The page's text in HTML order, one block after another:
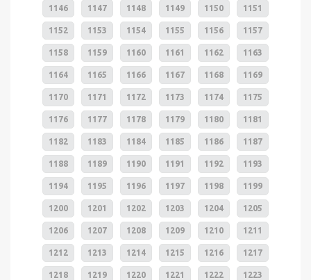
1146 1147 1148 1149 1150 1151
1152 1153 1154 1155 1156 1157
1158 1159 1160 1161 1162 1163
1164 1165 1166 1167 1168 1169
1170 1171 1172 1173 1174 1175
1176 1177 1178 1179 1180 1181
1182 1183 1184 1185 1186 1187
1188 1189 1190 1191 1192 1193
1194 1195 1196 1197 1198 1199
1200 1201 1202 1203 1204 1205
1206 1207 1208 1209 1210 1211
1212 1213 1214 1215 1216 1217
1218 1219 1220 1221 1222 1223